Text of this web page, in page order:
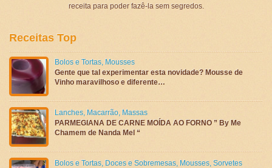
receita para poder fazê-la sem segredos.
Receitas Top
Bolos e Tortas, Mousses
Gente que tal experimentar esta novidade? Mousse de
Vinho maravilhoso e diferente…
Lanches, Macarrão, Massas
PARMEGIANA DE CARNE MOÍDA AO FORNO ” By Me
Chamem de Nanda Mel “
Bolos e Tortas, Doces e Sobremesas, Mousses, Sorvetes